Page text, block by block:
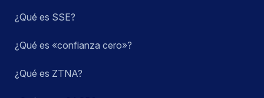
¿Qué es SSE?
¿Qué es «confianza cero»?
¿Qué es ZTNA?